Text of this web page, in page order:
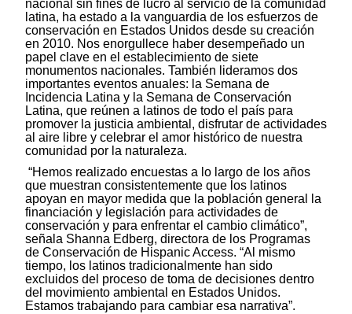
nacional sin fines de lucro al servicio de la comunidad
latina, ha estado a la vanguardia de los esfuerzos de
conservación en Estados Unidos desde su creación
en 2010. Nos enorgullece haber desempeñado un
papel clave en el establecimiento de siete
monumentos nacionales. También lideramos dos
importantes eventos anuales: la Semana de
Incidencia Latina y la Semana de Conservación
Latina, que reúnen a latinos de todo el país para
promover la justicia ambiental, disfrutar de actividades
al aire libre y celebrar el amor histórico de nuestra
comunidad por la naturaleza.
“Hemos realizado encuestas a lo largo de los años
que muestran consistentemente que los latinos
apoyan en mayor medida que la población general la
financiación y legislación para actividades de
conservación y para enfrentar el cambio climático”,
señala Shanna Edberg, directora de los Programas
de Conservación de Hispanic Access. “Al mismo
tiempo, los latinos tradicionalmente han sido
excluidos del proceso de toma de decisiones dentro
del movimiento ambiental en Estados Unidos.
Estamos trabajando para cambiar esa narrativa”.